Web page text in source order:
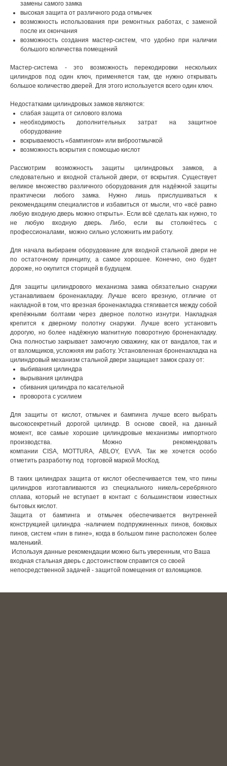
замены самого замка
высокая защита от различного рода отмычек
возможность использования при ремонтных работах, с заменой
после их окончания
возможность создания мастер-систем, что удобно при наличии
большого количества помещений
Мастер-система - это возможность перекодировки нескольких
цилиндров под один ключ, применяется там, где нужно открывать
большое количество дверей. Для этого используется всего один ключ.
Недостатками цилиндровых замков являются:
слабая защита от силового взлома
необходимость дополнительных затрат на защитное
оборудование
вскрываемость «бампингом» или виброотмычкой
возможность вскрытия с помощью кислот
Рассмотрим возможность защиты цилиндровых замков, а
следовательно и входной стальной двери, от вскрытия. Существует
великое множество различного оборудования для надёжной защиты
практически любого замка. Нужно лишь прислушиваться к
рекомендациям специалистов и избавиться от мысли, что «всё равно
любую входную дверь можно открыть». Если всё сделать как нужно, то
не любую входную дверь. Либо, если вы столкнётесь с
профессионалами, можно сильно усложнить им работу.
Для начала выбираем оборудование для входной стальной двери не
по остаточному принципу, а самое хорошее. Конечно, оно будет
дороже, но окупится сторицей в будущем.
Для защиты цилиндрового механизма замка обязательно снаружи
устанавливаем броненакладку. Лучше всего врезную, отличие от
накладной в том, что врезная броненакладка стягивается между собой
крепёжными болтами через дверное полотно изнутри. Накладная
крепится к дверному полотну снаружи. Лучше всего установить
дорогую, но более надёжную магнитную поворотную броненакладку.
Она полностью закрывает замочную скважину, как от вандалов, так и
от взломщиков, усложняя им работу. Установленная броненакладка на
цилиндровый механизм стальной двери защищает замок сразу от:
выбивания цилиндра
вырывания цилиндра
сбивания цилиндра по касательной
проворота с усилием
Для защиты от кислот, отмычек и бампинга лучше всего выбрать
высокосекретный дорогой цилиндр. В основе своей, на данный
момент, все самые хорошие цилиндровые механизмы импортного
производства. Можно рекомендовать
компании CISA, MOTTURA, ABLOY, EVVA. Так же хочется особо
отметить разработку под торговой маркой МосКод.
В таких цилиндрах защита от кислот обеспечивается тем, что пины
цилиндров изготавливаются из специального никель-серебряного
сплава, который не вступает в контакт с большинством известных
бытовых кислот.
Защита от бампинга и отмычек обеспечивается внутренней
конструкцией цилиндра -наличием подпружиненных пинов, боковых
пинов, систем «пин в пине», когда в большом пине расположен более
маленький.
Используя данные рекомендации можно быть уверенным, что Ваша
входная стальная дверь с достоинством справится со своей
непосредственной задачей - защитой помещения от взломщиков.